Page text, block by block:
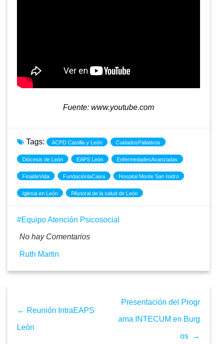
Fuente: www.youtube.com
Tags: ACPD Castilla y León CuidadosPaliativos
Diócesis de León EAPS León EnfermedadesAvanzadas
FinaldeVida FundaciónlaCaixa Hospital Monte San Isidro
Iglesia en León PAstoral de la salud de León
Equipo Atención Psicosocial
No hay Comentarios
Ruth Martin
← Reunión IntraEAPS
León
Presentación del Progr
ama INTECUM en Burg
os →